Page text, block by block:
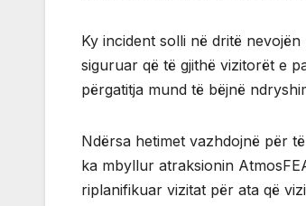
Ky incident solli në dritë
siguruar që të gjithë vizitorët e
përgatitja mund të bëjnë
Ndërsa hetimet vazhdojnë për
ka mbyllur atraksionin
riplanifikuar vizitat për ata që